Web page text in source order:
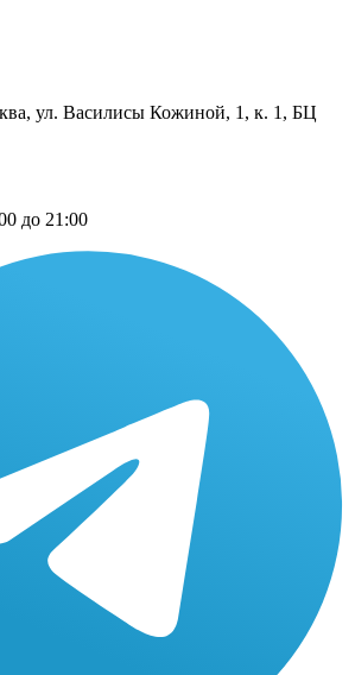
ул. Василисы Кожиной, 1, к. 1, БЦ
до 21:00